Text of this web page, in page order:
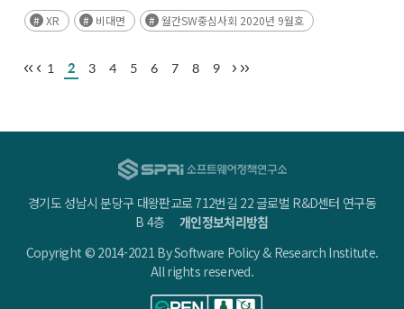
일상생활과 업무 영역으로 수요가 확대되고 있으며, 국내에서도 제조, 교육, 의료, 국방,
유통 등(후략)
XR 비대면 월간SW중심사회 2020년 9월호
1 2 3 4 5 6 7 8 9
경기도 성남시 분당구 대왕판교로 712번길 22 글로벌 R&D센터 연구동
B 4층개인정보처리방침
Copyright © 2014-2021 By Software Policy & Research Institute.
All rights reserved.